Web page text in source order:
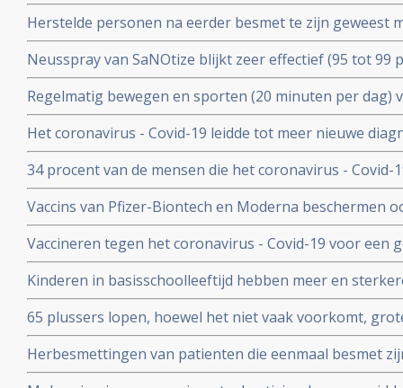
volwassenen van middelbare leeftijd blijkt uit grote
Herstelde personen na eerder besmet te zijn geweest
waren niet besmettelijk voor anderen blijkt uit
professionele basketballers en personeel.
Neusspray van SaNOtize blijkt zeer effectief (95 tot 99
met het coronavirus - Covid-19 zowel bij lichte als
Regelmatig bewegen en sporten (20 minuten per
en leidt tot minder ziekenhuisopnames en sterfte door
Het coronavirus - Covid-19 leidde tot meer nieuwe
uitzaaiingen dan gebruikelijk. Ook werden
uitgesteld en onderbroken
34 procent van de mensen die het coronavirus -
problemen en werd een neurologische of
Vaccins van Pfizer-Biontech en Moderna beschermen
coronavirus aan anderen. Wie is gevaccineerd blijkt
anderen over te dragen
Vaccineren tegen het coronavirus - Covid-19 voor een
patienten en kan duizenden sterfgevallen
studie.
Kinderen in basisschoolleeftijd hebben meer en
besmet te zijn geweest met het coronavirus - Covid-19
65 plussers lopen, hoewel het niet vaak voorkomt,
besmetting met het coronavirus - Covid-19 dan
Herbesmettingen van patienten die eenmaal besmet
- Covid-19 komen zelden voor blijkt uit nieuwe